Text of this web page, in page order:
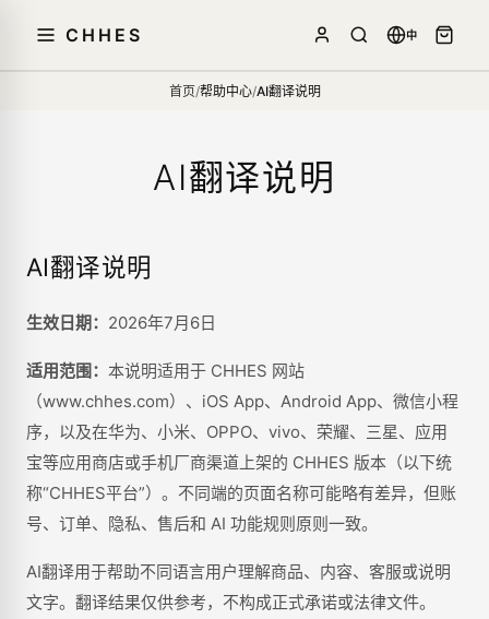
CHHES 中
首页/帮助中心/AI翻译说明
AI翻译说明
AI翻译说明
生效日期： 2026年7月6日
适用范围： 本说明适用于 CHHES 网站
（www.chhes.com）、iOS App、Android App、微信小程
序，以及在华为、小米、OPPO、vivo、荣耀、三星、应用
宝等应用商店或手机厂商渠道上架的 CHHES 版本（以下统
称“CHHES平台”）。不同端的页面名称可能略有差异，但账
号、订单、隐私、售后和 AI 功能规则原则一致。
AI翻译用于帮助不同语言用户理解商品、内容、客服或说明
文字。翻译结果仅供参考，不构成正式承诺或法律文件。